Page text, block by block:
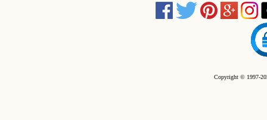
Copyright © 1997-